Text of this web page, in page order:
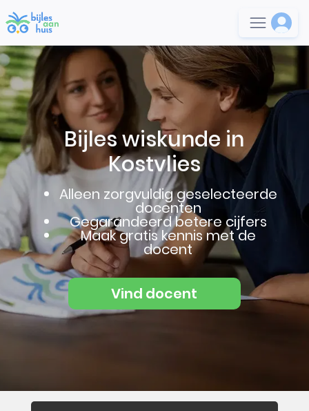
Bijles wiskunde in
Kostvlies
Alleen zorgvuldig geselecteerde
docenten
Gegarandeerd betere cijfers
Maak gratis kennis met de
docent
Vind docent